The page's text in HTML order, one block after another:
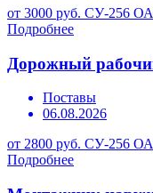
от 3000 руб. СУ-256
Подробнее
Дорожный
Поставы
06.08.2026
от 2800 руб. СУ-256
Подробнее